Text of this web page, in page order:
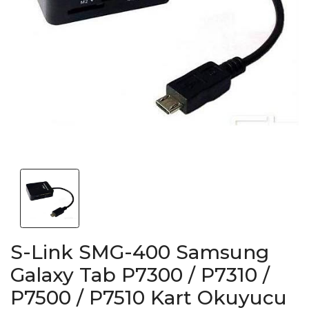
S-Link SMG-400 Samsung
Galaxy Tab P7300 / P7310 /
P7500 / P7510 Kart Okuyucu